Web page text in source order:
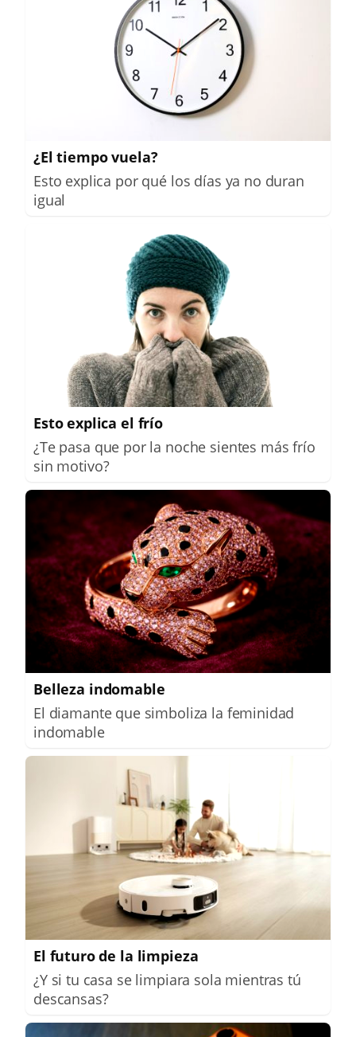
¿El tiempo vuela?
Esto explica por qué los días ya no duran
igual
Esto explica el frío
¿Te pasa que por la noche sientes más frío
sin motivo?
Belleza indomable
El diamante que simboliza la feminidad
indomable
El futuro de la limpieza
¿Y si tu casa se limpiara sola mientras tú
descansas?